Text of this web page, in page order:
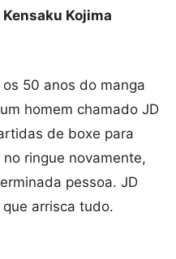
Kensaku Kojima
50 anos do manga
homem chamado JD
de boxe para
ringue novamente,
pessoa. JD
arrisca tudo.